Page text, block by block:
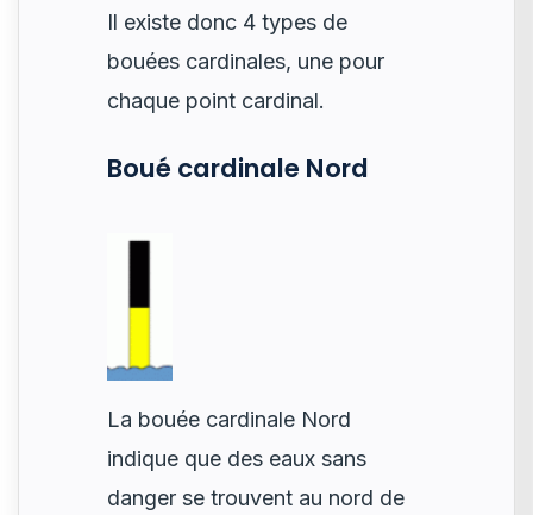
Il existe donc 4 types de
bouées cardinales, une pour
chaque point cardinal.
Boué cardinale Nord
La bouée cardinale Nord
indique que des eaux sans
danger se trouvent au nord de